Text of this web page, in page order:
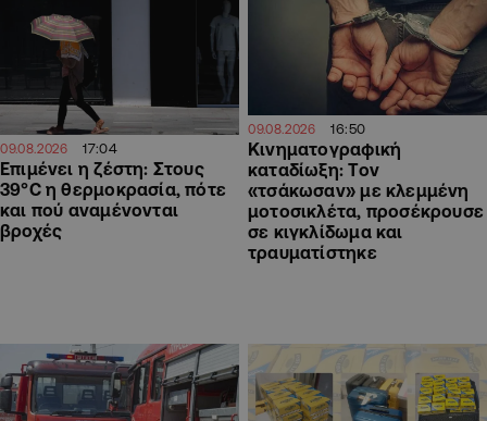
09.08.2026 17:04
Επιμένει η ζέστη: Στους
39°C η θερμοκρασία, πότε
και πού αναμένονται
βροχές
09.08.2026 16:50
Κινηματογραφική
καταδίωξη: Τον
«τσάκωσαν» με κλεμμένη
μοτοσικλέτα, προσέκρουσε
σε κιγκλίδωμα και
τραυματίστηκε